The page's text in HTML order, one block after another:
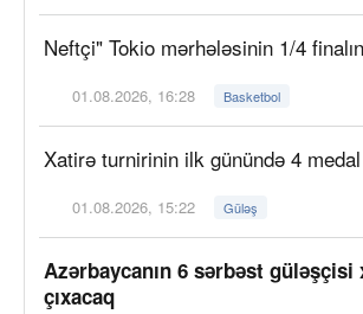
Neftçi" Tokio mərhələsinin 1/4
01.08.2026, 16:28 Basketbol
Xatirə turnirinin ilk günündə 4 medal
01.08.2026, 15:22 Güləş
Azərbaycanın 6 sərbəst güləşçisi
çıxacaq